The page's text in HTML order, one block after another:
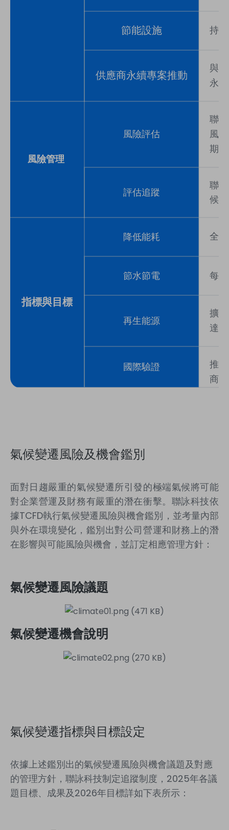
節能設施 持
供應商永續專案推動
與
永
風險管理
風險評估
聯詠
風
期
評估追蹤
聯詠
候
指標與目標
降低能耗 全
節水節電 每
再生能源
擴
達成
國際驗證
推
商
氣候變遷風險及機會鑑別
面對日趨嚴重的氣候變遷所引發的極端氣候將可能
對企業營運及財務有嚴重的潛在衝擊。聯詠科技依
據TCFD執行氣候變遷風險與機會鑑別，並考量內部
與外在環境變化，鑑別出對公司營運和財務上的潛
在影響與可能風險與機會，並訂定相應管理方針：
氣候變遷風險議題
氣候變遷機會說明
氣候變遷指標與目標設定
依據上述鑑別出的氣候變遷風險與機會議題及對應
的管理方針，聯詠科技制定追蹤制度，2025年各議
題目標、成果及2026年目標詳如下表所示：